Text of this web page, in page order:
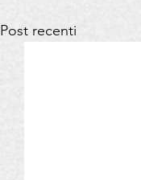
Post recenti